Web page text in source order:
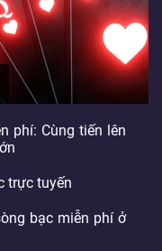
phí: Cùng tiến lên
trực tuyến
bạc miễn phí ở